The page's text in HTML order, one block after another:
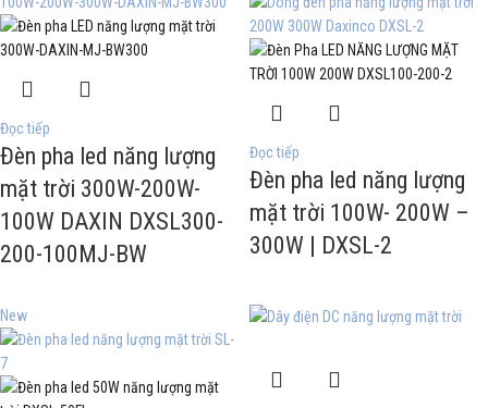
Đọc tiếp
Đèn pha led năng lượng
mặt trời 300W-200W-
100W DAXIN DXSL300-
200-100MJ-BW
Đọc tiếp
Đèn pha led năng lượng
mặt trời 100W- 200W –
300W | DXSL-2
New